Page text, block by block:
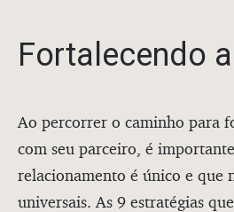
Fortalecendo
Ao percorrer o caminho para
com seu parceiro, é
relacionamento é único e que
universais. As 9 estratégias